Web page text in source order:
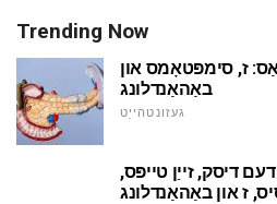
Trending Now
ז, סימפּטאָמס און
באַהאַנדלונג
געזונטהייַט
דיסק, זייַן טייפּס,
ז און באַהאַנדלונג